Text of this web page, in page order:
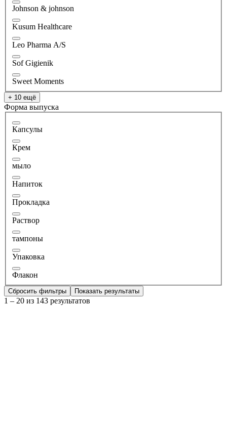
Johnson & johnson
Kusum Healthcare
Leo Pharma A/S
Sof Gigienik
Sweet Moments
+ 10 ещё
Форма выпуска
Капсулы
Крем
мыло
Напиток
Прокладка
Раствор
тампоны
Упаковка
Флакон
Сбросить фильтры Показать результаты
1 – 20 из 143 результатов